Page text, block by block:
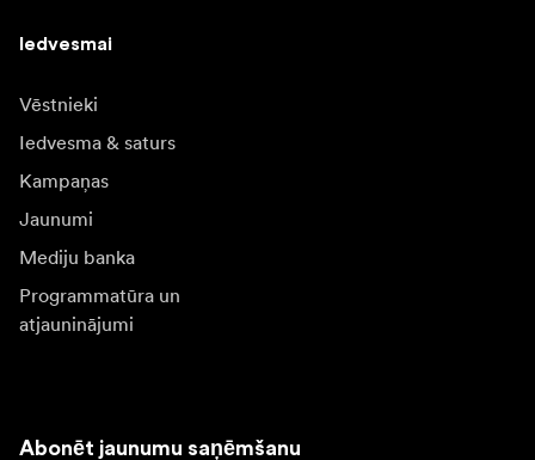
Iedvesmai
Vēstnieki
Iedvesma & saturs
Kampaņas
Jaunumi
Mediju banka
Programmatūra un
atjauninājumi
Abonēt jaunumu saņēmšanu